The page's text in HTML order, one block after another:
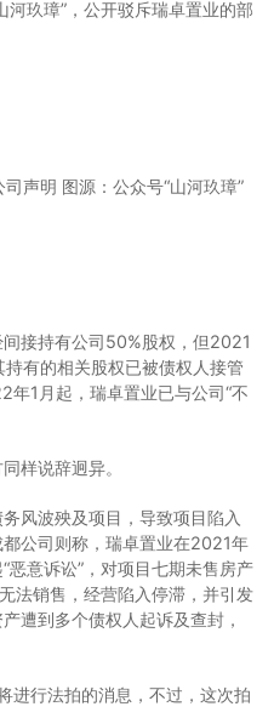
玖璋”，公开驳斥瑞卓置业的部
声明 图源：公众号“山河玖璋”
接持有公司50%股权，但2021
有的相关股权已被债权人接管
1月起，瑞卓置业已与公司“不
样说辞迥异。
风波殃及项目，导致项目陷入
公司则称，瑞卓置业在2021年
恶意诉讼”，对项目七期未售房产
法销售，经营陷入停滞，并引发
遭到多个债权人起诉及查封，
进行法拍的消息，不过，这次拍